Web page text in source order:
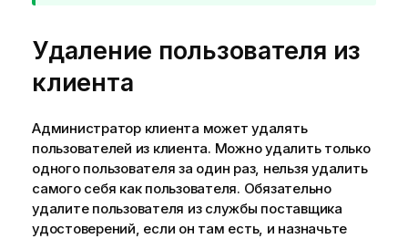
с
к
а
к
е
Удаление пользователя из
клиента
Администратор клиента может удалять
пользователей из клиента. Можно удалить только
одного пользователя за один раз, нельзя удалить
самого себя как пользователя. Обязательно
удалите пользователя из службы поставщика
удостоверений, если он там есть, и назначьте